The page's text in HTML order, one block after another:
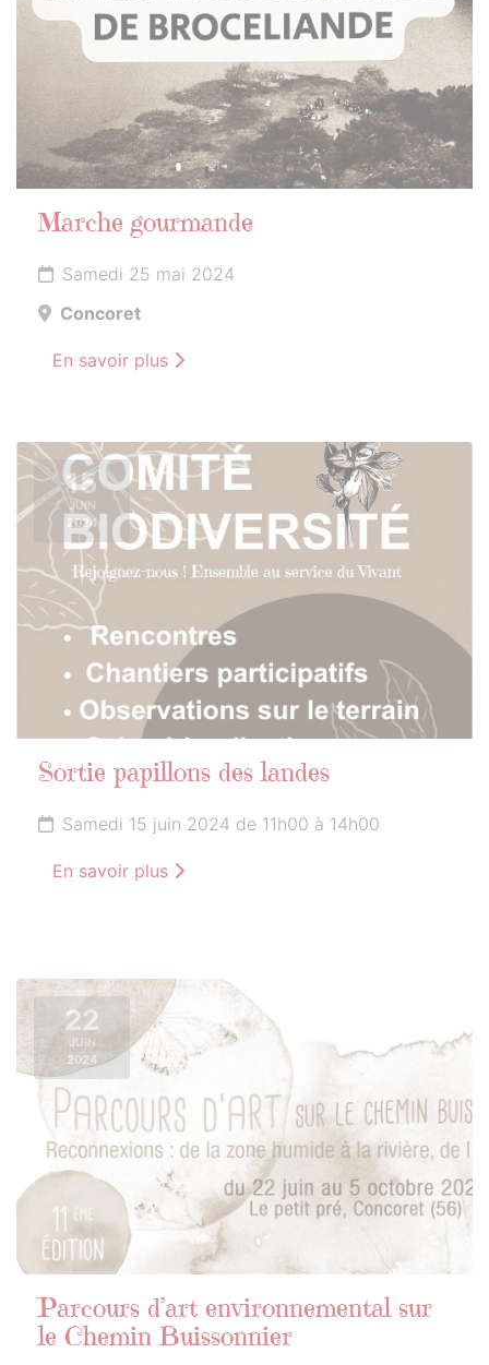
Marche gourmande
Samedi 25 mai 2024
Concoret
En savoir plus
15
JUIN
2024
Sortie papillons des landes
Samedi 15 juin 2024 de 11h00 à 14h00
En savoir plus
22
JUIN
2024
Parcours d’art environnemental sur
le Chemin Buissonnier